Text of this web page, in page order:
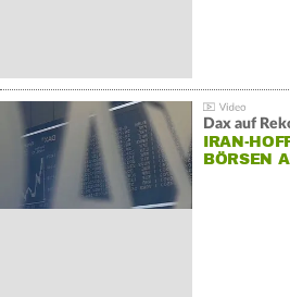
Dax auf
IRAN-
BÖRSEN